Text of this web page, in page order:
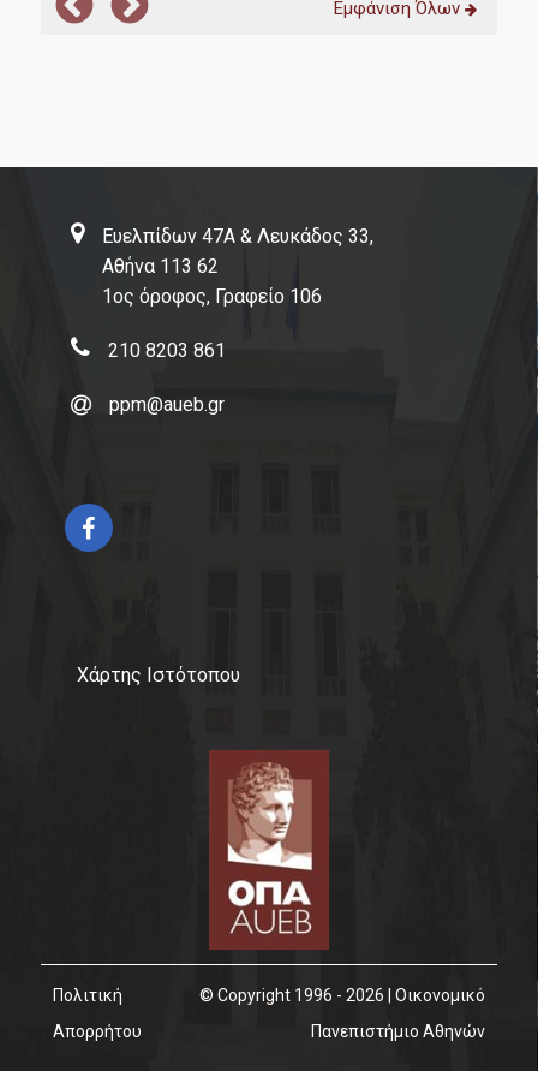
Εμφάνιση Όλων
Ευελπίδων 47Α & Λευκάδος 33,
Αθήνα 113 62
1ος όροφος, Γραφείο 106
210 8203 861
ppm@aueb.gr
Χάρτης Ιστότοπου
Πολιτική
Απορρήτου
© Copyright 1996 - 2026 | Οικονομικό
Πανεπιστήμιο Αθηνών